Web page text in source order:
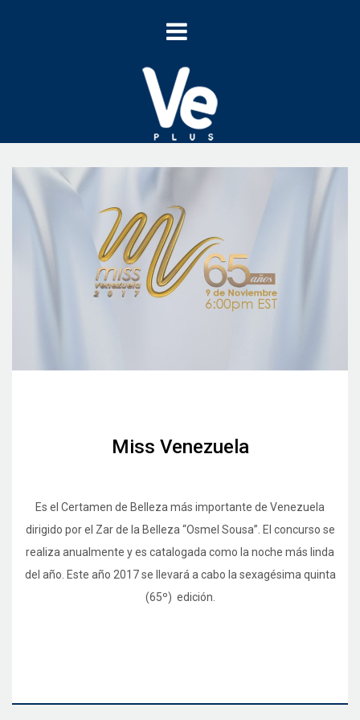
Miss Venezuela
Es el Certamen de Belleza más importante de Venezuela
dirigido por el Zar de la Belleza “Osmel Sousa”. El concurso se
realiza anualmente y es catalogada como la noche más linda
del año. Este año 2017 se llevará a cabo la sexagésima quinta
(65º) edición.